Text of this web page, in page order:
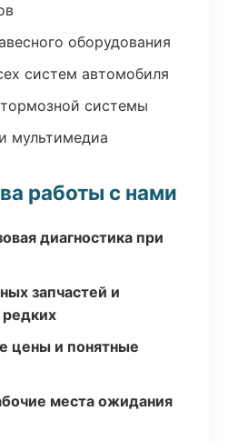
оборудования
систем автомобиля
системы
мультимедиа
работы с нами
диагностика при
запчастей и
цены и понятные
места ожидания